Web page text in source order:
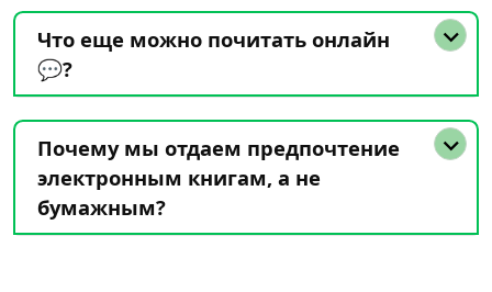
Что еще можно почитать онлайн
💬?
Почему мы отдаем предпочтение
электронным книгам, а не
бумажным?